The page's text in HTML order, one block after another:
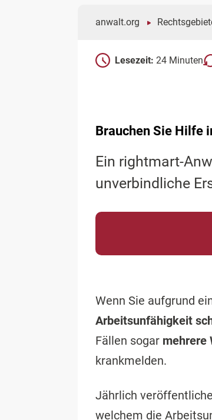
anwalt.org
Lesezeit: 24 Minuten
Brauchen Sie Hilfe
Ein rightmart-
unverbindliche
Wenn Sie aufgrund
Arbeitsunfähigkeit
Fällen sogar mehrere
krankmelden.
Jährlich
welchem die